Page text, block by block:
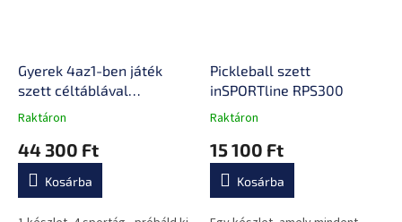
Gyerek 4az1-ben játék
szett céltáblával
inSPORTline ADGS210
A
átlagos
értékelése
Raktáron
44 300 Ft
Kosárba
Pickleball szett
inSPORTline RPS300
A
átlagos
értékelése
Raktáron
15 100 Ft
Kosárba